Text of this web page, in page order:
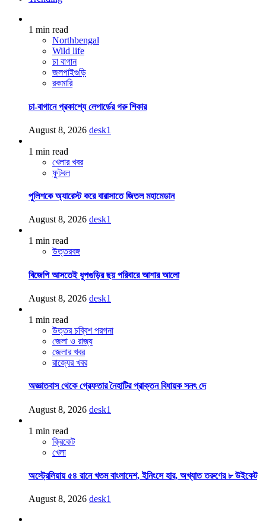
1 min read
Northbengal
Wild life
চা বাগান
জলপাইগুড়ি
রকমারি
চা-বাগানে প্রকাশ্যে লেপার্ডের গরু শিকার
August 8, 2026 desk1
1 min read
খেলার খবর
ফুটবল
পুলিশকে অ্যারেস্ট করে বারাসাতে জিতল মহামেডান
August 8, 2026 desk1
1 min read
উত্তরবঙ্গ
বিজেপি আসতেই ধূপগুড়ির ছয় পরিবারে আশার আলো
August 8, 2026 desk1
1 min read
উত্তর চব্বিশ পরগনা
জেলা ও রাজ্য
জেলার খবর
রাজ্যের খবর
অজ্ঞাতবাস থেকে গ্রেফতার নৈহাটির প্রাক্তন বিধায়ক সনৎ দে
August 8, 2026 desk1
1 min read
ক্রিকেট
খেলা
অস্ট্রেলিয়ায় ৫৪ রানে খতম বাংলাদেশ, ইনিংসে হার, অখ্যাত তরুণের ৮ উইকেট
August 8, 2026 desk1